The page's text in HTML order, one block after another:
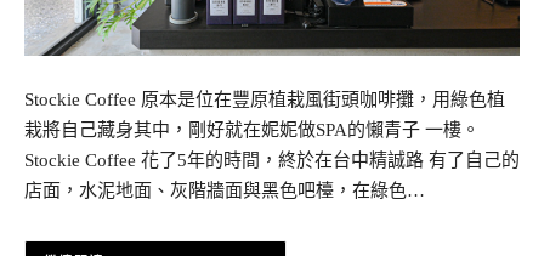
Stockie Coffee 原本是位在豐原植栽風街頭咖啡攤，用綠色植
栽將自己藏身其中，剛好就在妮妮做SPA的懶青子 一樓。
Stockie Coffee 花了5年的時間，終於在台中精誠路 有了自己的
店面，水泥地面、灰階牆面與黑色吧檯，在綠色…